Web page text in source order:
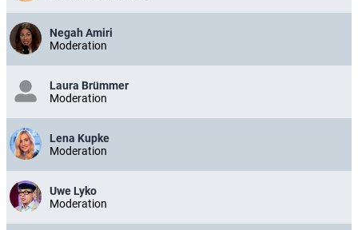
Negah Amiri
Moderation
Laura Brümmer
Moderation
Lena Kupke
Moderation
Uwe Lyko
Moderation